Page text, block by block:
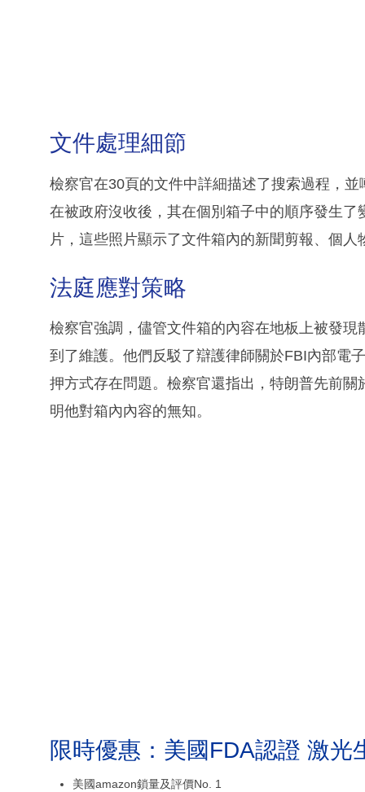
文件處理細節
檢察官在30頁的文件中詳細描述了搜索過程，
在被政府沒收後，其在個別箱子中的順序發生
片，這些照片顯示了文件箱內的新聞剪報、個
法庭應對策略
檢察官強調，儘管文件箱的內容在地板上被發
到了維護。他們反駁了辯護律師關於FBI內部電
押方式存在問題。檢察官還指出，特朗普先前
明他對箱內內容的無知。
限時優惠：美國FDA認證 激光
美國amazon鎖量及評價No. 1